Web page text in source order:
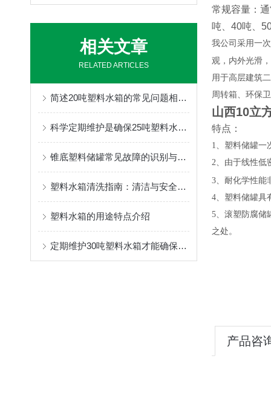
相关文章
RELATED ARTICLES
简述20吨塑料水箱的常见问题相应解决方法
科学定期维护是确保25吨塑料水箱水质纯净的关键防线
锥底塑料储罐常见故障的识别与解决方法分享
塑料水箱清洗指南：清洁与安全维护
塑料水箱的用途特点介绍
定期维护30吨塑料水箱才能确保存储的水质保持清洁与安全
常规容量：
吨、40吨、
我公司采用一
观，内外光滑
用于高层建筑
周转箱、环保
山西10立
特点：
1、塑料储罐一
2、 由于线性低
3、 耐化学性能
4、 塑料储罐具
5、 滚塑防腐储
之处。
产品咨